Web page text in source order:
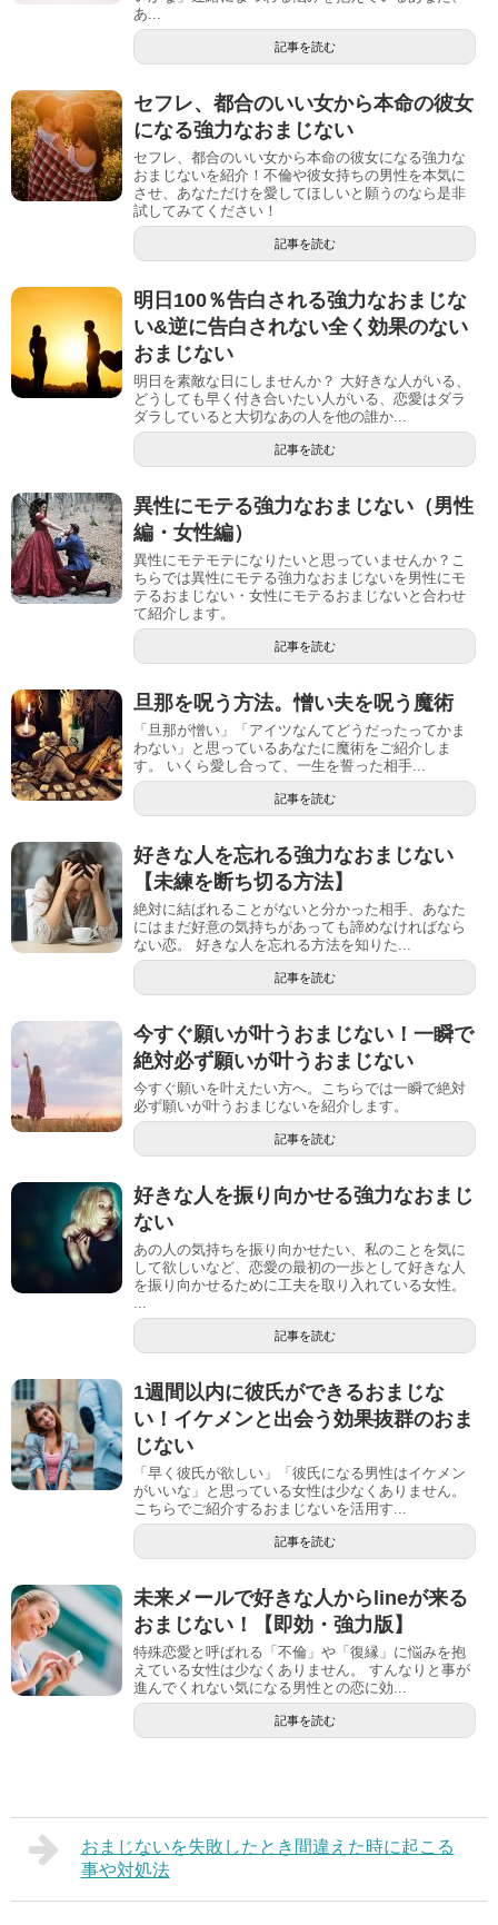
あ...
記事を読む
セフレ、都合のいい女から本命の彼女
になる強力なおまじない
セフレ、都合のいい女から本命の彼女になる強力な
おまじないを紹介！不倫や彼女持ちの男性を本気に
させ、あなただけを愛してほしいと願うのなら是非
試してみてください！
記事を読む
明日100％告白される強力なおまじな
い&逆に告白されない全く効果のない
おまじない
明日を素敵な日にしませんか？ 大好きな人がいる、
どうしても早く付き合いたい人がいる、恋愛はダラ
ダラしていると大切なあの人を他の誰か...
記事を読む
異性にモテる強力なおまじない（男性
編・女性編）
異性にモテモテになりたいと思っていませんか？こ
ちらでは異性にモテる強力なおまじないを男性にモ
テるおまじない・女性にモテるおまじないと合わせ
て紹介します。
記事を読む
旦那を呪う方法。憎い夫を呪う魔術
「旦那が憎い」「アイツなんてどうだったってかま
わない」と思っているあなたに魔術をご紹介しま
す。 いくら愛し合って、一生を誓った相手...
記事を読む
好きな人を忘れる強力なおまじない
【未練を断ち切る方法】
絶対に結ばれることがないと分かった相手、あなた
にはまだ好意の気持ちがあっても諦めなければなら
ない恋。 好きな人を忘れる方法を知りた...
記事を読む
今すぐ願いが叶うおまじない！一瞬で
絶対必ず願いが叶うおまじない
今すぐ願いを叶えたい方へ。こちらでは一瞬で絶対
必ず願いが叶うおまじないを紹介します。
記事を読む
好きな人を振り向かせる強力なおまじ
ない
あの人の気持ちを振り向かせたい、私のことを気に
して欲しいなど、恋愛の最初の一歩として好きな人
を振り向かせるために工夫を取り入れている女性。
記事を読む
1週間以内に彼氏ができるおまじな
い！イケメンと出会う効果抜群のおま
じない
「早く彼氏が欲しい」「彼氏になる男性はイケメン
がいいな」と思っている女性は少なくありません。
こちらでご紹介するおまじないを活用す...
記事を読む
未来メールで好きな人からlineが来る
おまじない！【即効・強力版】
特殊恋愛と呼ばれる「不倫」や「復縁」に悩みを抱
えている女性は少なくありません。 すんなりと事が
進んでくれない気になる男性との恋に効...
記事を読む
おまじないを失敗したとき間違えた時に起こる
事や対処法